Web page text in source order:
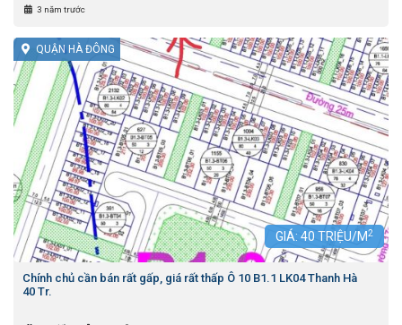
3 năm trước
QUẬN HÀ ĐÔNG
GIÁ: 40 TRIỆU/M2
Chính chủ cần bán rất gấp, giá rất thấp Ô 10 B1.1 LK04 Thanh Hà
40 Tr.